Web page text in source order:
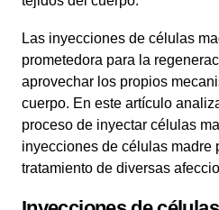
Las inyecciones de células
prometedora para la
aprovechar los propios
cuerpo. En este artículo
proceso de inyectar células
inyecciones de células madre
tratamiento de diversas